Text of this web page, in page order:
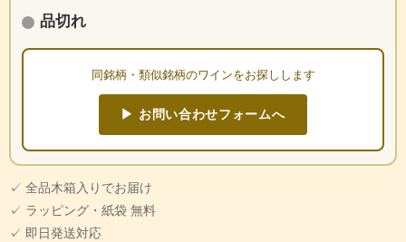
品切れ
同銘柄・類似銘柄のワインをお探しします
▶ お問い合わせフォームへ
✓ 全品木箱入りでお届け
✓ ラッピング・紙袋 無料
✓ 即日発送対応